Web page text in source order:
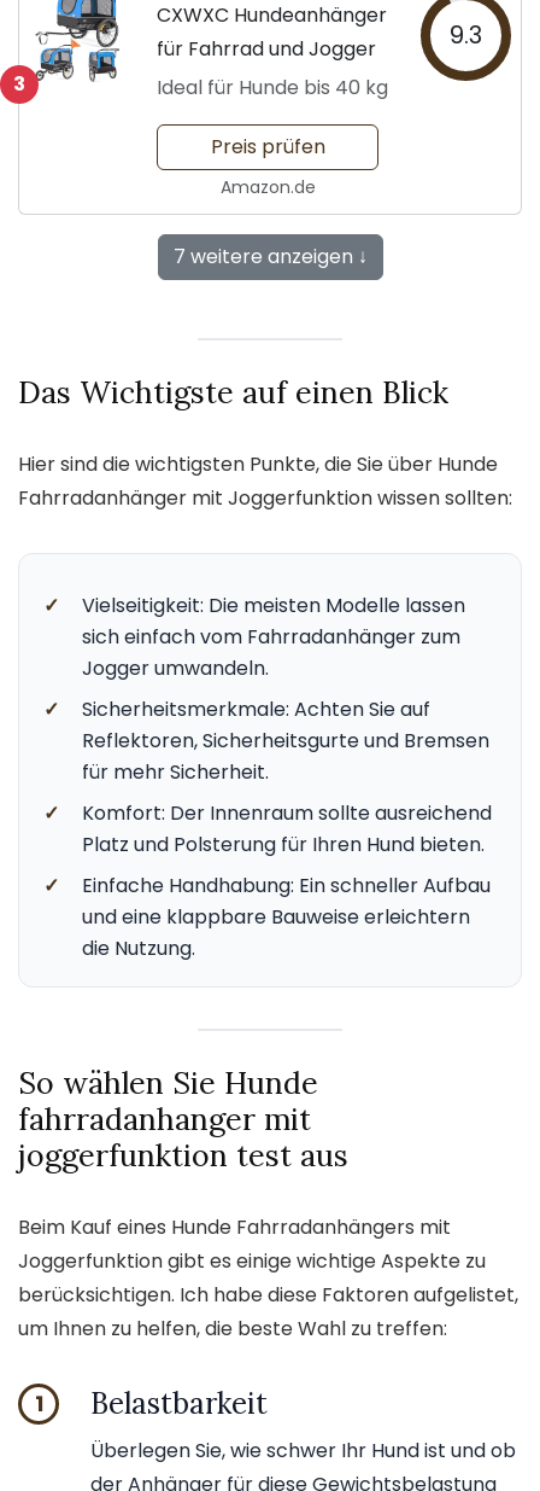
3
CXWXC Hundeanhänger
für Fahrrad und Jogger
Ideal für Hunde bis 40 kg
9.3
Preis prüfen
Amazon.de
7 weitere anzeigen ↓
Das Wichtigste auf einen Blick
Hier sind die wichtigsten Punkte, die Sie über Hunde
Fahrradanhänger mit Joggerfunktion wissen sollten:
✓
Vielseitigkeit: Die meisten Modelle lassen
sich einfach vom Fahrradanhänger zum
Jogger umwandeln.
✓
Sicherheitsmerkmale: Achten Sie auf
Reflektoren, Sicherheitsgurte und Bremsen
für mehr Sicherheit.
✓
Komfort: Der Innenraum sollte ausreichend
Platz und Polsterung für Ihren Hund bieten.
✓
Einfache Handhabung: Ein schneller Aufbau
und eine klappbare Bauweise erleichtern
die Nutzung.
So wählen Sie Hunde
fahrradanhanger mit
joggerfunktion test aus
Beim Kauf eines Hunde Fahrradanhängers mit
Joggerfunktion gibt es einige wichtige Aspekte zu
berücksichtigen. Ich habe diese Faktoren aufgelistet,
um Ihnen zu helfen, die beste Wahl zu treffen:
1 Belastbarkeit
Überlegen Sie, wie schwer Ihr Hund ist und ob
der Anhänger für diese Gewichtsbelastung